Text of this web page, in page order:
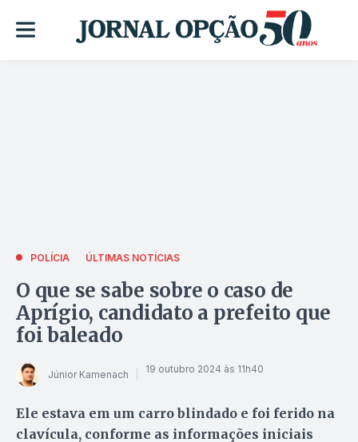
POLÍCIA ÚLTIMAS NOTÍCIAS
O que se sabe sobre o caso de
Aprígio, candidato a prefeito que
foi baleado
Júnior Kamenach 19 outubro 2024 às 11h40
Ele estava em um carro blindado e foi ferido na
clavícula, conforme as informações iniciais